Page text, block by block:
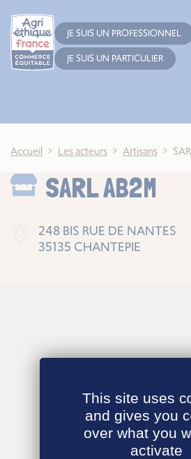
JE SUIS UN PROFESSIONNEL
JE SUIS UN PARTICULIER
Accueil Les acteurs Artisans
SARL AB2M
248 BIS RUE DE NANTES
35135 CHANTEPIE
This site uses
and gives you
over what you
activate